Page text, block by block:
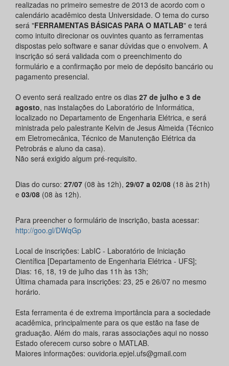
realizadas no primeiro semestre de 2013 de acordo com o
calendário acadêmico desta Universidade. O tema do curso
será "FERRAMENTAS BÁSICAS PARA O MATLAB" e terá
como intuito direcionar os ouvintes quanto as ferramentas
dispostas pelo software e sanar dúvidas que o envolvem. A
inscrição só será validada com o preenchimento do
formulário e a confirmação por meio de depósito bancário ou
pagamento presencial.
O evento será realizado entre os dias 27 de julho e 3 de
agosto, nas instalações do Laboratório de Informática,
localizado no Departamento de Engenharia Elétrica, e será
ministrada pelo palestrante Kelvin de Jesus Almeida (Técnico
em Eletromecânica, Técnico de Manutenção Elétrica da
Petrobrás e aluno da casa).
Não será exigido algum pré-requisito.
Dias do curso: 27/07 (08 às 12h), 29/07 a 02/08 (18 às 21h)
e 03/08 (08 às 12h).
Para preencher o formulário de inscrição, basta acessar:
http://goo.gl/DWqGp
Local de inscrições: LabIC - Laboratório de Iniciação
Científica [Departamento de Engenharia Elétrica - UFS];
Dias: 16, 18, 19 de julho das 11h às 13h;
Última chamada para inscrições: 23, 25 e 26/07 no mesmo
horário.
Esta ferramenta é de extrema importância para a sociedade
acadêmica, principalmente para os que estão na fase de
graduação. Além do mais, raras associações aqui no nosso
Estado oferecem curso sobre o MATLAB.
Maiores informações: ouvidoria.epjel.ufs@gmail.com